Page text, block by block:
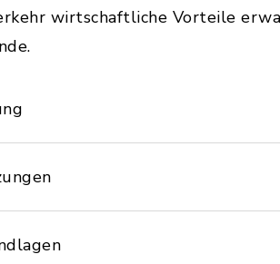
wirtschaftliche Vorteile